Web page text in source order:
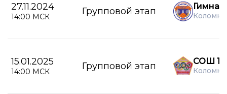
27.11.2024
14:00 МСК Групповой этап Коломна
15.01.2025
14:00 МСК Групповой этап СОШ 15
Коломна